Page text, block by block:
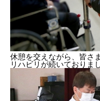
休憩を交えながら、皆さ
リハビリが続いておりま